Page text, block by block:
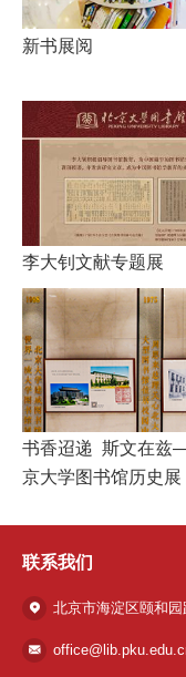
新书展阅
李大钊文献专题展
书香迢递 斯文在
京大学图书馆历史展
联系我们
北京市海淀区颐和